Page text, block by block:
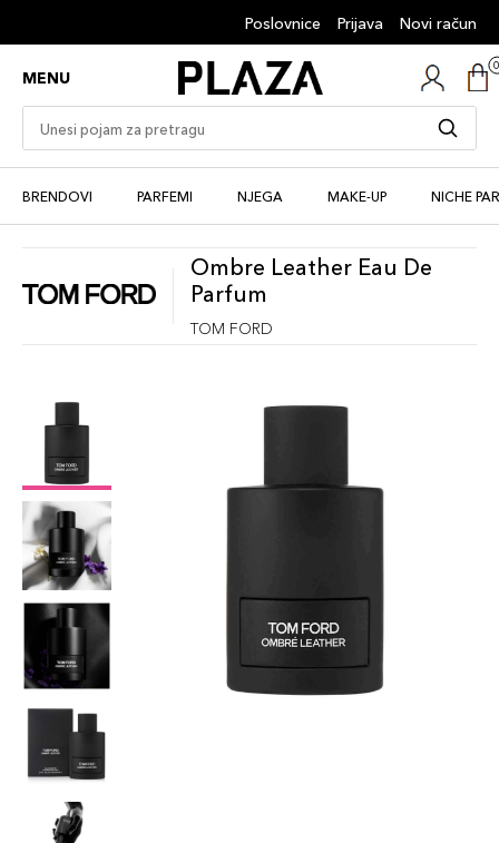
Poslovnice Prijava Novi račun
MENU
BRENDOVI PARFEMI NJEGA MAKE-UP NICHE
Ombre Leather Eau De
Parfum
TOM FORD